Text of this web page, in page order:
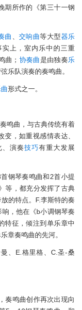
期所作的《第三十一钢
曲 、交响曲等大型器乐
上，室内乐中的三重
曲； 协奏曲是由独奏乐
乐队演奏的奏鸣曲。
形式之一。
鸣曲，与古典传统有着
，如重视感情表达、
、演奏技巧有重大发展
钢琴奏鸣曲和2首小提
等，都充分发挥了古典
的特点。F.李斯特的奏
，他在《b小调钢琴奏
特征，倾注到单乐章中
章奏鸣曲的先河。
、E.格里格、C.圣-桑
奏鸣曲创作再次出现向